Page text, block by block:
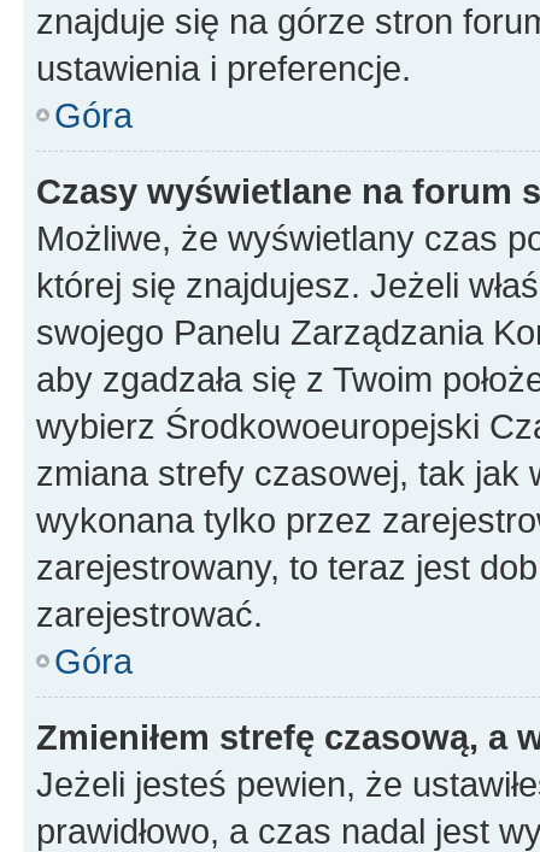
znajduje się na górze stron
ustawienia i preferencje.
Góra
Czasy wyświetlane na forum
Możliwe, że wyświetlany czas
której się znajdujesz. Jeżeli
swojego Panelu Zarządzania
aby zgadzała się z Twoim
wybierz Środkowoeuropejski
zmiana strefy czasowej, tak jak
wykonana tylko przez
zarejestrowany, to teraz jest
zarejestrować.
Góra
Zmieniłem strefę czasową, a
Jeżeli jesteś pewien, że
prawidłowo, a czas nadal jest